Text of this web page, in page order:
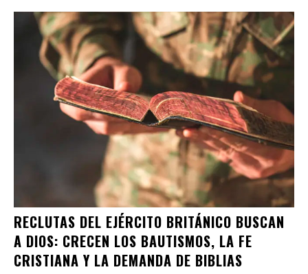
RECLUTAS DEL EJÉRCITO BRITÁNICO BUSCAN
A DIOS: CRECEN LOS BAUTISMOS, LA FE
CRISTIANA Y LA DEMANDA DE BIBLIAS